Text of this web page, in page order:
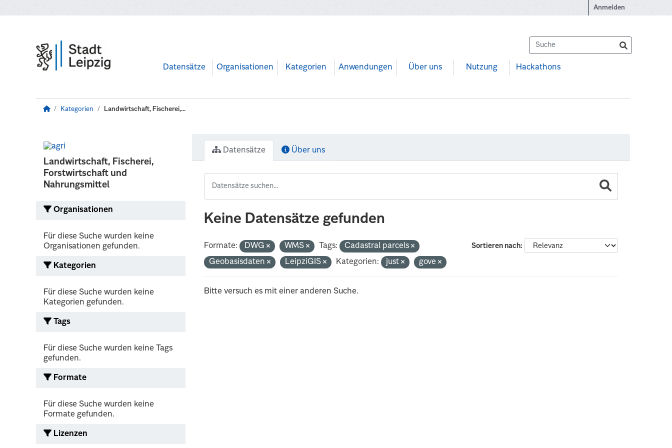
Anmelden
Datensätze Organisationen Kategorien Anwendungen Über uns Nutzung Hackathons
Kategorien Landwirtschaft, Fischerei,...
Landwirtschaft, Fischerei,
Forstwirtschaft und
Nahrungsmittel
Organisationen
Für diese Suche wurden keine
Organisationen gefunden.
Kategorien
Für diese Suche wurden keine
Kategorien gefunden.
Tags
Für diese Suche wurden keine Tags
gefunden.
Formate
Für diese Suche wurden keine
Formate gefunden.
Lizenzen
Datensätze Über uns
Keine Datensätze gefunden
Sortieren nach
Formate: DWG WMS Tags:
Cadastral parcels
Geobasisdaten
LeipziGIS Kategorien: just gove
Bitte versuch es mit einer anderen Suche.